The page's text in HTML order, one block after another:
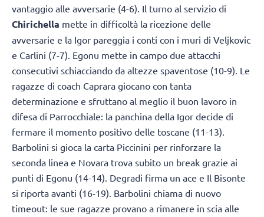
vantaggio alle avversarie (4-6). Il turno al servizio di
Chirichella mette in difficoltà la ricezione delle
avversarie e la Igor pareggia i conti con i muri di Veljkovic
e Carlini (7-7). Egonu mette in campo due attacchi
consecutivi schiacciando da altezze spaventose (10-9). Le
ragazze di coach Caprara giocano con tanta
determinazione e sfruttano al meglio il buon lavoro in
difesa di Parrocchiale: la panchina della Igor decide di
fermare il momento positivo delle toscane (11-13).
Barbolini si gioca la carta Piccinini per rinforzare la
seconda linea e Novara trova subito un break grazie ai
punti di Egonu (14-14). Degradi firma un ace e Il Bisonte
si riporta avanti (16-19). Barbolini chiama di nuovo
timeout: le sue ragazze provano a rimanere in scia alle